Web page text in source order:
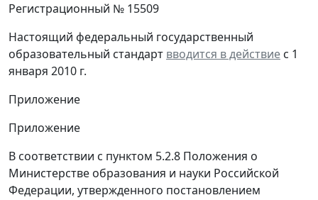
Регистрационный № 15509
Настоящий федеральный государственный
образовательный стандарт вводится в действие с 1
января 2010 г.
Приложение
Приложение
В соответствии с пунктом 5.2.8 Положения о
Министерстве образования и науки Российской
Федерации, утвержденного постановлением